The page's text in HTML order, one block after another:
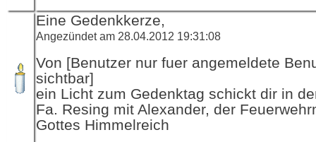
Eine Gedenkkerze,
Angezündet am 28.04.2012 19:31:08
Von [Benutzer nur fuer angemeldete
sichtbar]
ein Licht zum Gedenktag schickt dir in
Fa. Resing mit Alexander, der
Gottes Himmelreich